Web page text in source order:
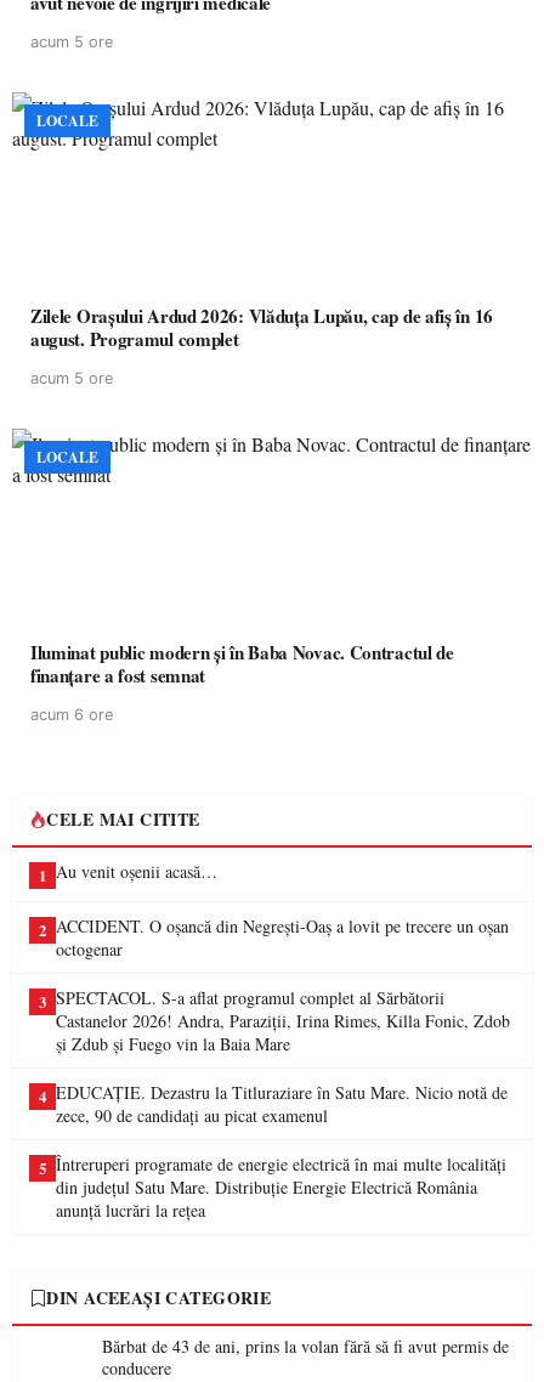
acum 5 ore
LOCALE
Zilele Orașului Ardud 2026: Vlăduța Lupău, cap de afiș în 16
august. Programul complet
acum 5 ore
LOCALE
Iluminat public modern și în Baba Novac. Contractul de
finanțare a fost semnat
acum 6 ore
CELE MAI CITITE
1 Au venit oșenii acasă…
2 ACCIDENT. O oșancă din Negrești-Oaș a lovit pe trecere un oșan
octogenar
3 SPECTACOL. S-a aflat programul complet al Sărbătorii
Castanelor 2026! Andra, Paraziții, Irina Rimes, Killa Fonic, Zdob
și Zdub și Fuego vin la Baia Mare
4 EDUCAȚIE. Dezastru la Titluraziare în Satu Mare. Nicio notă de
zece, 90 de candidați au picat examenul
5 Întreruperi programate de energie electrică în mai multe localități
din județul Satu Mare. Distribuție Energie Electrică România
anunță lucrări la rețea
DIN ACEEAȘI CATEGORIE
Bărbat de 43 de ani, prins la volan fără să fi avut permis de
conducere